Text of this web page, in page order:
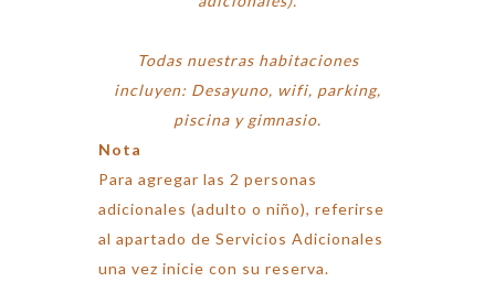
Todas nuestras habitaciones
incluyen: Desayuno, wifi, parking,
piscina y gimnasio.
Nota
Para agregar las 2 personas
adicionales (adulto o niño), referirse
al apartado de Servicios Adicionales
una vez inicie con su reserva.